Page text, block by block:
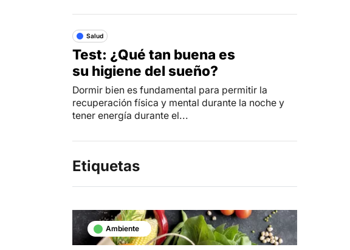
Salud
Test: ¿Qué tan buena es
su higiene del sueño?
Dormir bien es fundamental para permitir la
recuperación física y mental durante la noche y
tener energía durante el...
Etiquetas
Ambiente